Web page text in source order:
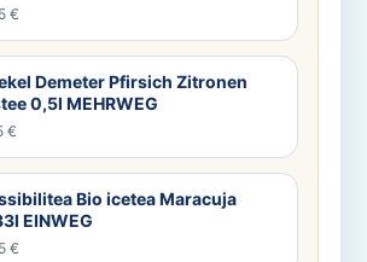
€
Demeter Pfirsich Zitronen
0,5l MEHRWEG
€
Bio icetea Maracuja
EINWEG
€